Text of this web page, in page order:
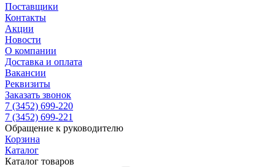
Поставщики
Контакты
Акции
Новости
О компании
Доставка и оплата
Вакансии
Реквизиты
Заказать звонок
7 (3452) 699-220
7 (3452) 699-221
Обращение к руководителю
Корзина
Каталог
Каталог товаров